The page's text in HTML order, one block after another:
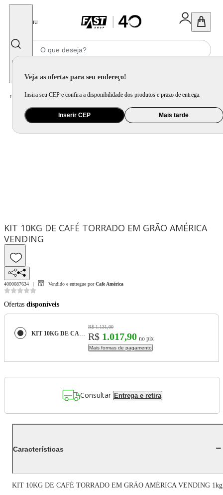
Menu
Veja as ofertas para seu endereço!
Insira seu CEP e confira a disponibilidade dos produtos e prazo de entrega.
Inserir CEP Mais tarde
Home Mercado / Bebida Bebida Não Alcoolica
KIT 10KG DE CAFÉ TORRADO EM GRÃO AMÉRICA
VENDING
4000087634 Vendido e entregue por Cafe América
Ofertas disponíveis
KIT 10KG DE CAFÉ TORRADO EM GRÃO AMÉRICA VENDING
R$ 1.131,00
R$ 1.017,90 no pix
Mais formas de pagamento
Consultar Entrega e retira
Características
KIT 10KG DE CAFÉ TORRADO EM GRÃO AMÉRICA VENDING 1kg